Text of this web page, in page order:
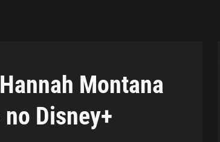
Montana
Disney+